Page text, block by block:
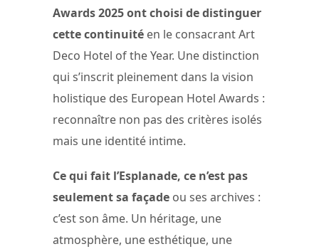
Awards 2025 ont choisi de distinguer
cette continuité en le consacrant Art
Deco Hotel of the Year. Une distinction
qui s’inscrit pleinement dans la vision
holistique des European Hotel Awards :
reconnaître non pas des critères isolés
mais une identité intime.
Ce qui fait l’Esplanade, ce n’est pas
seulement sa façade ou ses archives :
c’est son âme. Un héritage, une
atmosphère, une esthétique, une